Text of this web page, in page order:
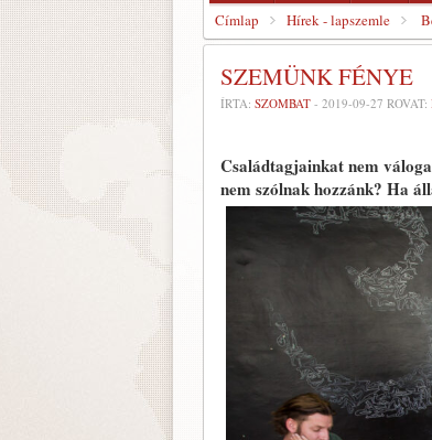
Címlap Hírek - lapszemle
SZEMÜNK FÉNYE
ÍRTA: SZOMBAT - 2019-09-27 ROVAT:
Családtagjainkat nem
nem szólnak hozzánk? Ha